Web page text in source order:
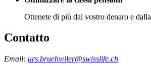
Ottenete di più dal vostro denaro e
Contatto
Email: urs.bruehwiler@swisslife.ch